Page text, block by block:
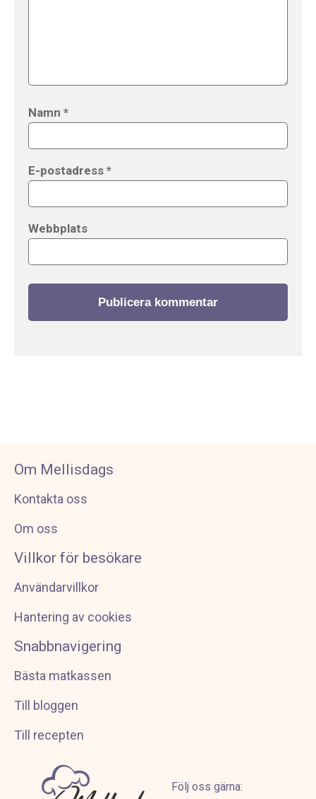
Namn *
E-postadress *
Webbplats
Om Mellisdags
Kontakta oss
Om oss
Villkor för besökare
Användarvillkor
Hantering av cookies
Snabbnavigering
Bästa matkassen
Till bloggen
Till recepten
Följ oss gärna: